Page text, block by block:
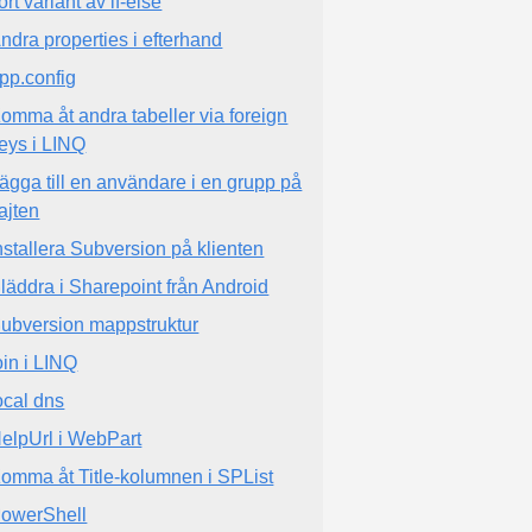
properties i efterhand
åt andra tabeller via foreign
i LINQ
till en användare i en grupp på
Subversion på klienten
i Sharepoint från Android
mappstruktur
i LINQ
dns
i WebPart
åt Title-kolumnen i SPList